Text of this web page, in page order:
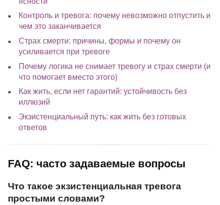
Контроль и тревога: почему невозможно отпустить и
чем это заканчивается
Страх смерти: причины, формы и почему он
усиливается при тревоге
Почему логика не снимает тревогу и страх смерти (и
что помогает вместо этого)
Как жить, если нет гарантий: устойчивость без
иллюзий
Экзистенциальный путь: как жить без готовых
ответов
FAQ: часто задаваемые вопросы
Что такое экзистенциальная тревога
простыми словами?